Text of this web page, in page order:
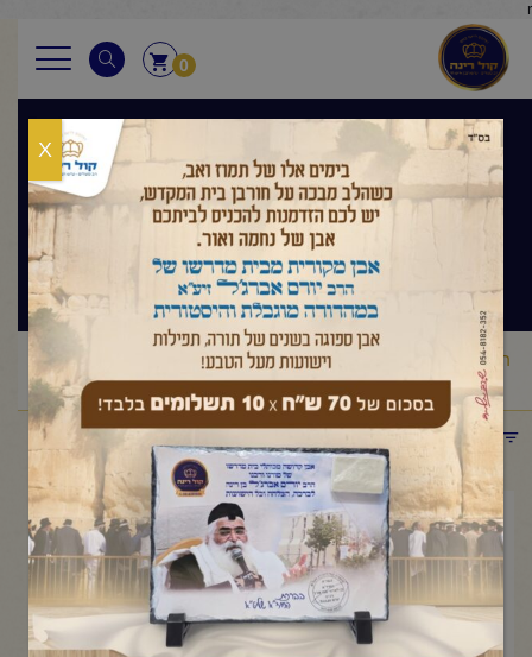
r
0
בגובה העיניים
הלכה ותניא יומי
ראשי בגובה העיניים הלכה ותניא יומי
החיד"א
-תניא יומי ובגובה העיניים-כ"ג טבת תשפ"ה
תפריט קטגוריות
החיד"א -תניא יומי ובגובה
העיניים-כ"ג טבת תשפ"ה
מרץ 19, 2025
X